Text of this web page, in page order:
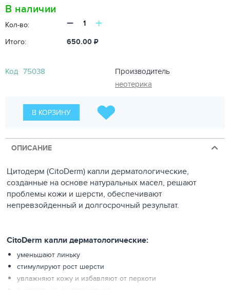
В наличии
Кол-во: − +
Итого: 650.00 ₽
Код 75038
Производитель
неотерика
В КОРЗИНУ
ОПИСАНИЕ
Цитодерм (CitoDerm) капли дерматологические,
созданные на основе натуральных масел, решают
проблемы кожи и шерсти, обеспечивают
непревзойденный и долгосрочный результат.
CitoDerm капли дерматологические:
уменьшают линьку
стимулируют рост шерсти
увлажняют кожу и избавляют от перхоти